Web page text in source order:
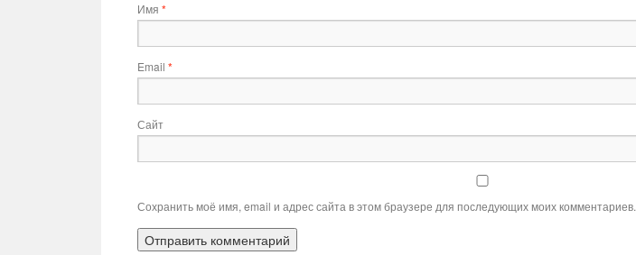
Имя *
Email *
Сайт
Сохранить моё имя, email и адрес сайта в этом браузере для последующих моих комментариев.